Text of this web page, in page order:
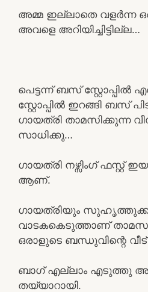
അമ്മ ഇല്ലാതെ വളർന്ന
അവളെ അറിയിച്ചിട്ടില്ല…
പെട്ടന്ന് ബസ് സ്റ്റോപ്പിൽ
സ്റ്റോപ്പിൽ ഇറങ്ങി ബസ്
ഗായത്രി താമസിക്കുന്ന
സാധിക്കു…
ഗായത്രി നഴ്സിംഗ് ഫസ്റ്റ്
ആണ്.
ഗായത്രിയും
വാടകകെടുത്താണ്
ഒരാളുടെ ബന്ധുവിന്റെ
ബാഗ് എല്ലാം എടുത്തു
തയ്യാറായി.